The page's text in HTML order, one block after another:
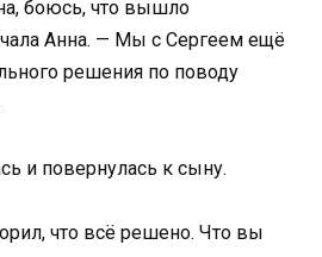
боюсь, что вышло
Анна. — Мы с Сергеем ещё
решения по поводу
и повернулась к сыну.
что всё решено. Что вы